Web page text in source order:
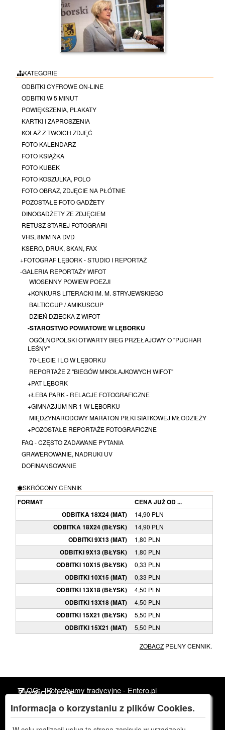
Informacja o korzystaniu z plików Cookies.
KATEGORIE
ODBITKI CYFROWE ON-LINE
ODBITKI W 5 MINUT
POWIĘKSZENIA, PLAKATY
KARTKI I ZAPROSZENIA
KOLAŻ Z TWOICH ZDJĘĆ
FOTO KALENDARZ
FOTO KSIĄŻKA
FOTO KUBEK
FOTO KOSZULKA, POLO
FOTO OBRAZ, ZDJĘCIE NA PŁÓTNIE
POZOSTAŁE FOTO GADŻETY
DINOGADŻETY ZE ZDJĘCIEM
RETUSZ STAREJ FOTOGRAFII
VHS, 8MM NA DVD
KSERO, DRUK, SKAN, FAX
+FOTOGRAF LĘBORK - STUDIO I REPORTAŻ
-GALERIA REPORTAŻY WIFOT
WIOSENNY POWIEW POEZJI
+KONKURS LITERACKI IM. M. STRYJEWSKIEGO
BALTICCUP / AMIKUSCUP
DZIEŃ DZIECKA Z WIFOT
-STAROSTWO POWIATOWE W LĘBORKU
OGÓLNOPOLSKI OTWARTY BIEG PRZEŁAJOWY O "PUCHAR
LEŚNY"
70-LECIE I LO W LĘBORKU
REPORTAŻE Z "BIEGÓW MIKOŁAJKOWYCH WIFOT"
+PAT LĘBORK
+ŁEBA PARK - RELACJE FOTOGRAFICZNE
+GIMNAZJUM NR 1 W LĘBORKU
MIĘDZYNARODOWY MARATON PIŁKI SIATKOWEJ MŁODZIEŻY
+POZOSTAŁE REPORTAŻE FOTOGRAFICZNE
FAQ - CZĘSTO ZADAWANE PYTANIA
GRAWEROWANIE, NADRUKI UV
DOFINANSOWANIE
SKRÓCONY CENNIK
FORMAT
CENA JUŻ OD ...
ODBITKA 18X24 (MAT)
14,90 PLN
ODBITKA 18X24 (BŁYSK) 14,90 PLN
ODBITKI 9X13 (MAT) 1,80 PLN
ODBITKI 9X13 (BŁYSK) 1,80 PLN
ODBITKI 10X15 (BŁYSK) 0,33 PLN
ODBITKI 10X15 (MAT) 0,33 PLN
ODBITKI 13X18 (BŁYSK) 4,50 PLN
ODBITKI 13X18 (MAT) 4,50 PLN
ODBITKI 15X21 (BŁYSK) 5,50 PLN
ODBITKI 15X21 (MAT) 5,50 PLN
ZOBACZPEŁNY CENNIK.
Znajdź nas
Facebook
BLOG
Fotoalbumy tradycyjne - Entero.pl
Kadrowanie i proporcje
Cennik
Regulamin
Polityka prywatności
Odstąpienie od umowy
Kontakt